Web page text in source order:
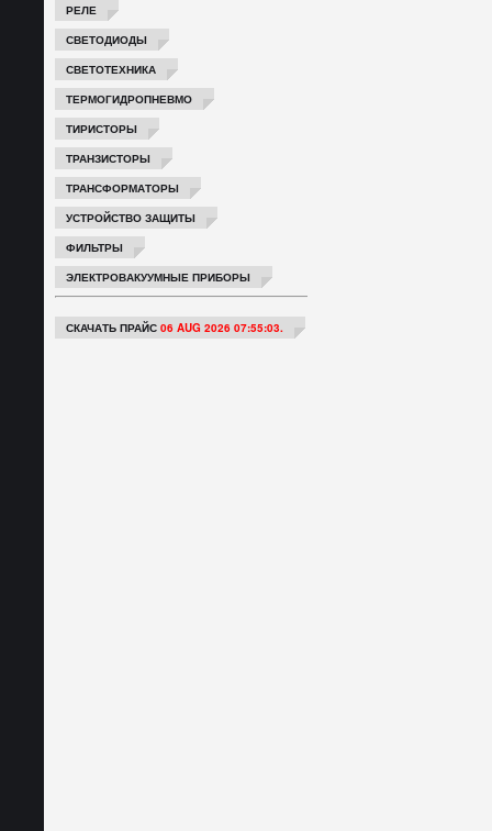
РЕЛЕ
СВЕТОДИОДЫ
СВЕТОТЕХНИКА
ТЕРМОГИДРОПНЕВМО
ТИРИСТОРЫ
ТРАНЗИСТОРЫ
ТРАНСФОРМАТОРЫ
УСТРОЙСТВО ЗАЩИТЫ
ФИЛЬТРЫ
ЭЛЕКТРОВАКУУМНЫЕ ПРИБОРЫ
СКАЧАТЬ ПРАЙС 06 AUG 2026 07:55:03.